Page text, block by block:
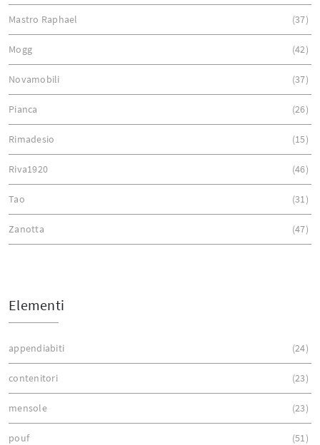
Mastro Raphael 37
Mogg 42
Novamobili 37
Pianca 26
Rimadesio 15
Riva1920 46
Tao 31
Zanotta 47
Elementi
appendiabiti 24
contenitori 23
mensole 23
pouf 51